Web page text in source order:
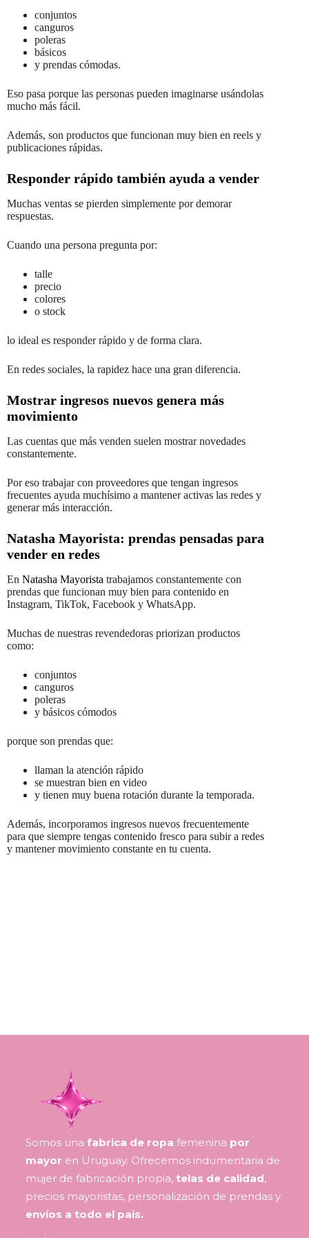
conjuntos
canguros
poleras
básicos
y prendas cómodas.
Eso pasa porque las personas pueden imaginarse usándolas
mucho más fácil.
Además, son productos que funcionan muy bien en reels y
publicaciones rápidas.
Responder rápido también ayuda a vender
Muchas ventas se pierden simplemente por demorar
respuestas.
Cuando una persona pregunta por:
talle
precio
colores
o stock
lo ideal es responder rápido y de forma clara.
En redes sociales, la rapidez hace una gran diferencia.
Mostrar ingresos nuevos genera más
movimiento
Las cuentas que más venden suelen mostrar novedades
constantemente.
Por eso trabajar con proveedores que tengan ingresos
frecuentes ayuda muchísimo a mantener activas las redes y
generar más interacción.
Natasha Mayorista: prendas pensadas para
vender en redes
En Natasha Mayorista trabajamos constantemente con
prendas que funcionan muy bien para contenido en
Instagram, TikTok, Facebook y WhatsApp.
Muchas de nuestras revendedoras priorizan productos
como:
conjuntos
canguros
poleras
y básicos cómodos
porque son prendas que:
llaman la atención rápido
se muestran bien en video
y tienen muy buena rotación durante la temporada.
Además, incorporamos ingresos nuevos frecuentemente
para que siempre tengas contenido fresco para subir a redes
y mantener movimiento constante en tu cuenta.
Somos una fabrica de ropa femenina por
mayor en Uruguay. Ofrecemos indumentaria de
mujer de fabricación propia, telas de calidad,
precios mayoristas, personalización de prendas y
envíos a todo el pais.